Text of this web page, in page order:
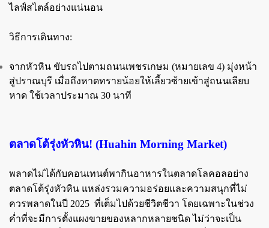
ไลฟ์สไตล์อย่างแน่นอน
วิธีการเดินทาง:
จากหัวหิน ขับรถไปตามถนนเพชรเกษม (หมายเลข 4) มุ่งหน้า
สู่ปราณบุรี เมื่อถึงหาดทรายน้อยให้เลี้ยวซ้ายเข้าสู่ถนนเลียบ
หาด ใช้เวลาประมาณ 30 นาที
ตลาดโต้รุ่งหัวหิน! (Huahin Morning Market)
พลาดไม่ได้กับคอนเทนต์พากินอาหารในตลาดโลคอลอย่าง
ตลาดโต้รุ่งหัวหิน แหล่งรวมความอร่อยและความสนุกที่ไม่
ควรพลาดในปี 2025 ที่เต็มไปด้วยชีวิตชีวา โดยเฉพาะในช่วง
ค่ำที่จะมีการตั้งแผงขายของหลากหลายชนิด ไม่ว่าจะเป็น